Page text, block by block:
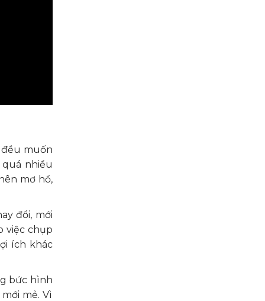
đều muốn
nhiều
mơ hồ,
đổi, mới
việc chụp
ích khác
bức hình
mẻ. Vì